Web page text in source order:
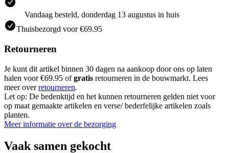
Vandaag besteld, donderdag 13 augustus in huis
Thuisbezorgd voor €69.95
Retourneren
Je kunt dit artikel binnen 30 dagen na aankoop door ons op laten
halen voor €69.95 ofgratis retourneren in de bouwmarkt. Lees
meer overretourneren.
Let op: De bedenktijd en het kunnen retourneren gelden niet voor
op maat gemaakte artikelen en verse/ bederfelijke artikelen zoals
planten.
Meer informatie over de bezorging
Vaak samen gekocht